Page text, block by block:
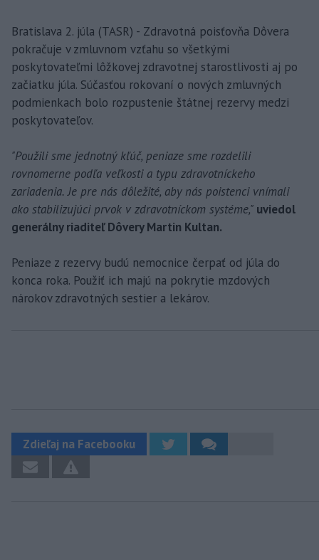
Bratislava 2. júla (TASR) - Zdravotná poisťovňa Dôvera
pokračuje v zmluvnom vzťahu so všetkými
poskytovateľmi lôžkovej zdravotnej starostlivosti aj po
začiatku júla. Súčasťou rokovaní o nových zmluvných
podmienkach bolo rozpustenie štátnej rezervy medzi
poskytovateľov.
"Použili sme jednotný kľúč, peniaze sme rozdelili
rovnomerne podľa veľkosti a typu zdravotníckeho
zariadenia. Je pre nás dôležité, aby nás poistenci vnímali
ako stabilizujúci prvok v zdravotníckom systéme," uviedol
generálny riaditeľ Dôvery Martin Kultan.
Peniaze z rezervy budú nemocnice čerpať od júla do
konca roka. Použiť ich majú na pokrytie mzdových
nárokov zdravotných sestier a lekárov.
Zdieľaj na Facebooku